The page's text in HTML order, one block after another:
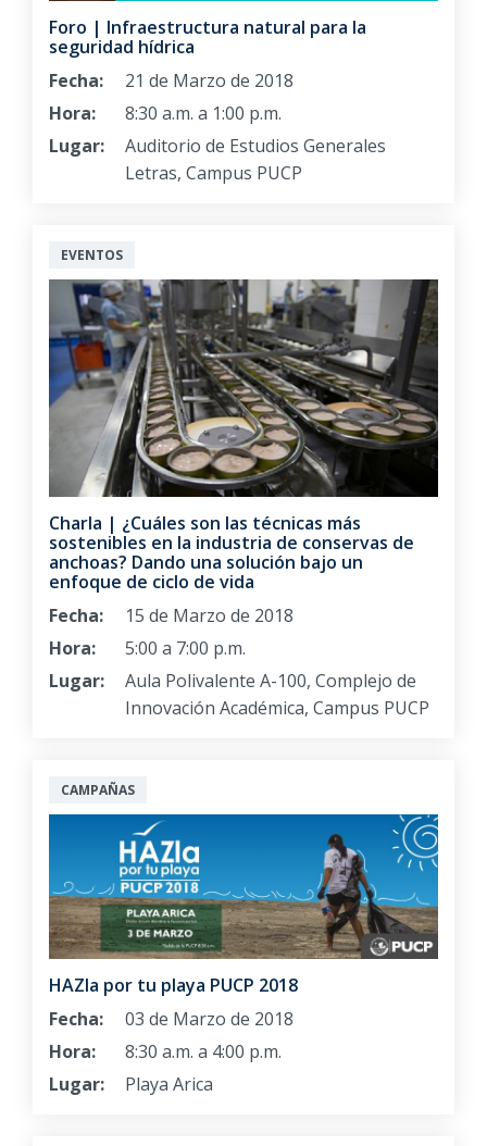
Foro | Infraestructura natural para la
seguridad hídrica
Fecha:
21 de Marzo de 2018
Hora:
8:30 a.m. a 1:00 p.m.
Lugar:
Auditorio de Estudios Generales
Letras, Campus PUCP
EVENTOS
Charla | ¿Cuáles son las técnicas más
sostenibles en la industria de conservas de
anchoas? Dando una solución bajo un
enfoque de ciclo de vida
Fecha:
15 de Marzo de 2018
Hora:
5:00 a 7:00 p.m.
Lugar:
Aula Polivalente A-100, Complejo de
Innovación Académica, Campus PUCP
CAMPAÑAS
HAZla por tu playa PUCP 2018
Fecha:
03 de Marzo de 2018
Hora:
8:30 a.m. a 4:00 p.m.
Lugar:
Playa Arica